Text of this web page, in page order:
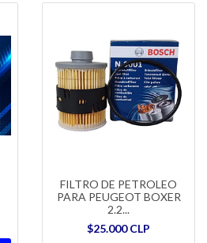
FILTRO DE PETROLEO
PARA PEUGEOT BOXER
2.2...
$25.000 CLP